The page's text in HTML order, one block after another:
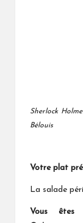
Sherlock
Bélouis
Votre plat
La salade
Vous êtes